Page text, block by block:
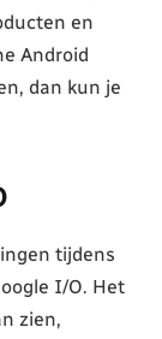
en
Android
dan kun je
tijdens
I/O. Het
zien,